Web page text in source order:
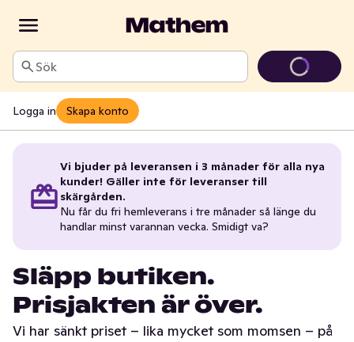
Sök
Logga in Skapa konto
Vi bjuder på leveransen i 3 månader för alla nya
kunder! Gäller inte för leveranser till
skärgården.
Nu får du fri hemleverans i tre månader så länge du
handlar minst varannan vecka. Smidigt va?
Släpp butiken.
Prisjakten är över.
Vi har sänkt priset – lika mycket som momsen – på